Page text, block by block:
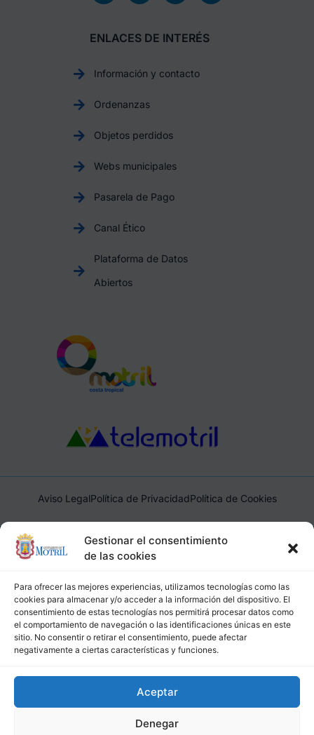
Gestionar el consentimiento
de las cookies
Para ofrecer las mejores experiencias, utilizamos tecnologías como las
cookies para almacenar y/o acceder a la información del dispositivo. El
consentimiento de estas tecnologías nos permitirá procesar datos como
el comportamiento de navegación o las identificaciones únicas en este
sitio. No consentir o retirar el consentimiento, puede afectar
negativamente a ciertas características y funciones.
Aceptar
Denegar
ENLACES DE INTERÉS
Información y contacto
Ordenanzas
Objetos perdidos
Webs municipales
Pasarela de Pago
Canal Ético
Plataforma de Datos
Abiertos
Aviso LegalPolítica de PrivacidadPolítica de Cookies
Ayuntamiento de Motril, Plaza de España, 1, 18600, Motril,
(Granada), CIF: P1814200J, DIR3: L01181400